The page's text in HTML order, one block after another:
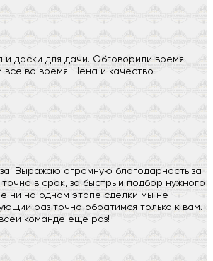
и доски для дачи. Обговорили время
все во время. Цена и качество
Выражаю огромную благодарность за
в срок, за быстрый подбор нужного
ни на одном этапе сделки мы не
раз точно обратимся только к вам.
команде ещё раз!